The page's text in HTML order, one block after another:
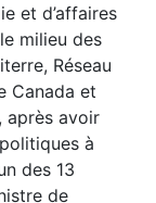
et d’affaires
milieu des
Réseau
Canada et
après avoir
à
des 13
de